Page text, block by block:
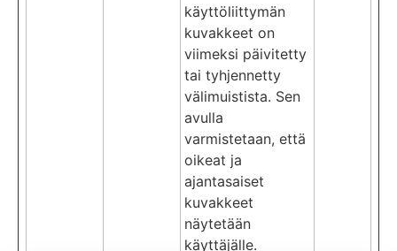
käyttöliittymän
kuvakkeet on
viimeksi päivitetty
tai tyhjennetty
välimuistista. Sen
avulla
varmistetaan, että
oikeat ja
ajantasaiset
kuvakkeet
näytetään
käyttäjälle.